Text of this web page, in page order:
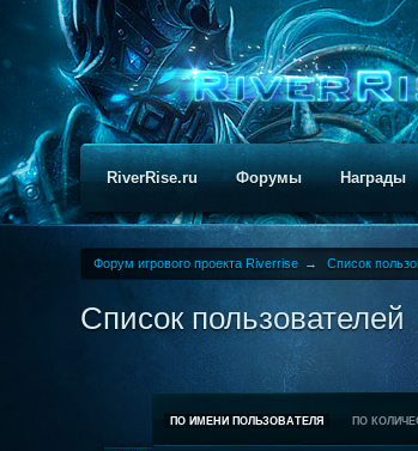
RiverRise.ru Форумы Награды
Форум игрового проекта Riverrise → Список
Список пользователей
ПО ИМЕНИ ПОЛЬЗОВАТЕЛЯ ПО